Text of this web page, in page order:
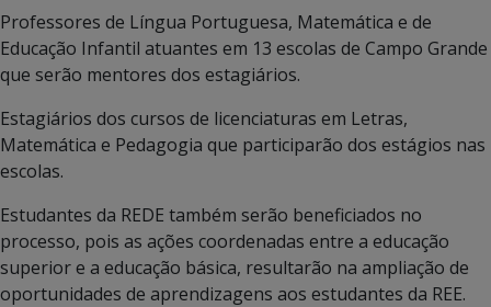
Professores de Língua Portuguesa, Matemática e de
Educação Infantil atuantes em 13 escolas de Campo Grande
que serão mentores dos estagiários.
Estagiários dos cursos de licenciaturas em Letras,
Matemática e Pedagogia que participarão dos estágios nas
escolas.
Estudantes da REDE também serão beneficiados no
processo, pois as ações coordenadas entre a educação
superior e a educação básica, resultarão na ampliação de
oportunidades de aprendizagens aos estudantes da REE.